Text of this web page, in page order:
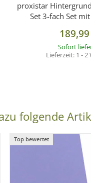
proxistar
Set 3-fach Set
Sofort
Lieferzeit: 1 - 2
folgende
Top bewertet